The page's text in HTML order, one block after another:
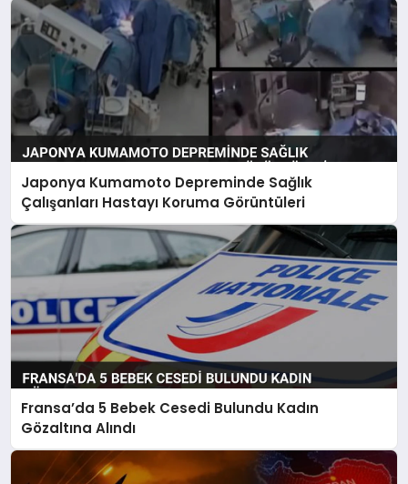
Japonya Kumamoto Depreminde Sağlık
Çalışanları Hastayı Koruma Görüntüleri
Fransa’da 5 Bebek Cesedi Bulundu Kadın
Gözaltına Alındı